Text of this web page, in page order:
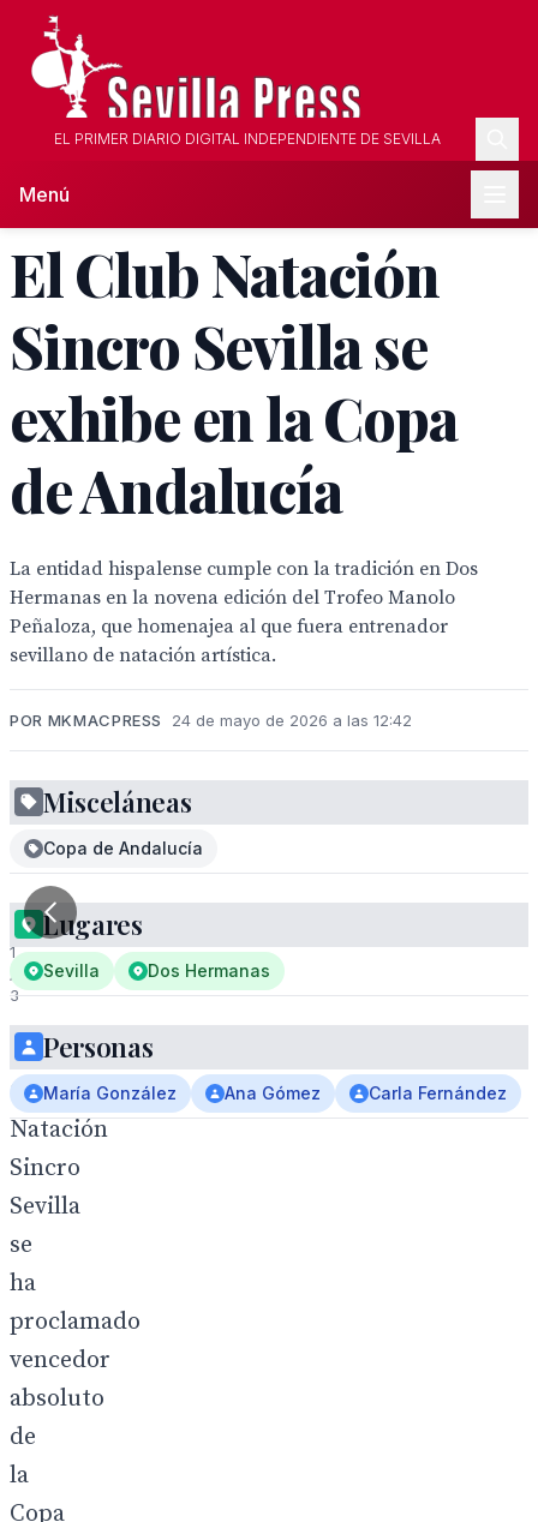
EL PRIMER DIARIO DIGITAL INDEPENDIENTE DE SEVILLA
Menú
El Club Natación
Sincro Sevilla se
exhibe en la Copa
de Andalucía
La entidad hispalense cumple con la tradición en Dos
Hermanas en la novena edición del Trofeo Manolo
Peñaloza, que homenajea al que fuera entrenador
sevillano de natación artística.
POR MKMACPRESS 24 de mayo de 2026 a las 12:42
1
/
3
El
Club
Natación
Sincro
Sevilla
se
ha
proclamado
vencedor
absoluto
de
la
Copa
Misceláneas
Copa de Andalucía
Lugares
Sevilla Dos Hermanas
Personas
María González Ana Gómez Carla Fernández